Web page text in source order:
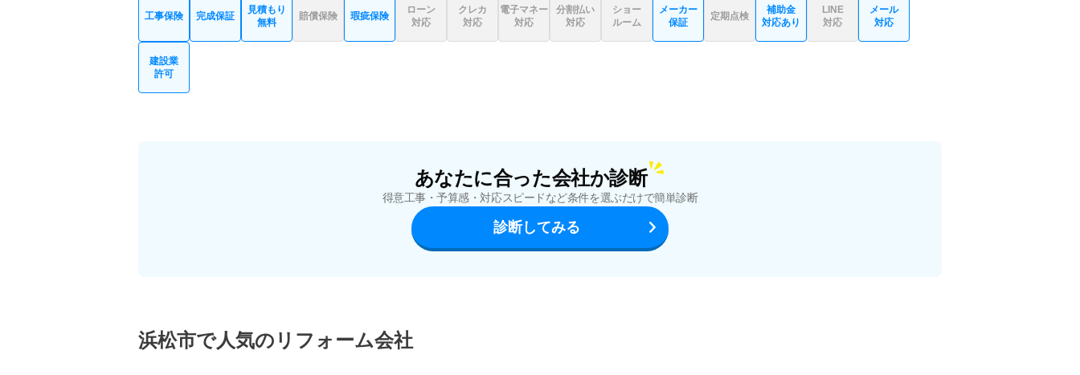
工事保険 完成保証
見積もり
無料
賠償保険 瑕疵保険
ローン
対応
クレカ
対応
電子マネー
対応
分割払い
対応
ショー
ルーム
メーカー
保証
定期点検
補助金
対応あり
LINE
対応
メール
対応
建設業
許可
あなたに合った会社か診断
得意工事・予算感・対応スピードなど条件を選ぶだけで簡単診断
診断してみる
浜松市で人気のリフォーム会社